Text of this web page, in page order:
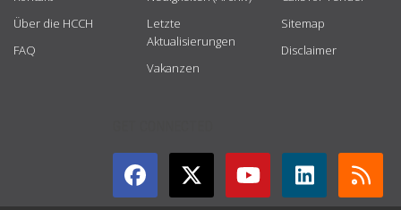
Über die HCCH
FAQ
Letzte
Aktualisierungen
Vakanzen
Sitemap
Disclaimer